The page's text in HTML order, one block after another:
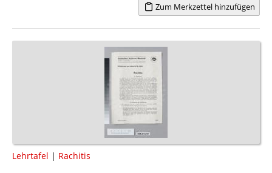
Zum Merkzettel hinzufügen
Lehrtafel | Rachitis